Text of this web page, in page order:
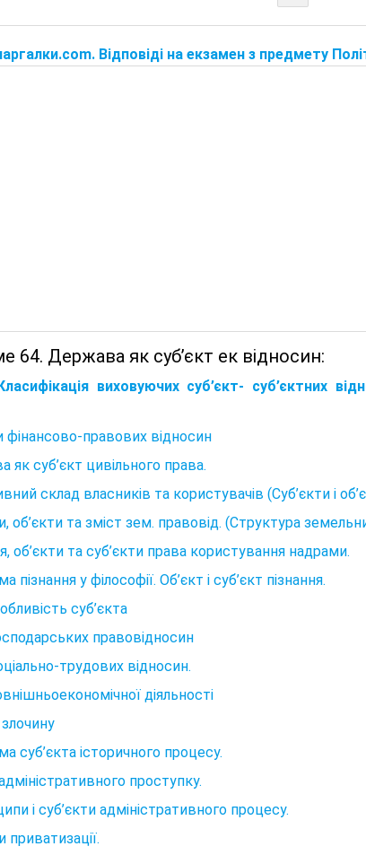
Відповіді на екзамен з предмету
64. Держава як суб’єкт ек відносин:
виховуючих суб’єкт- суб’єктних
фінансово-правових відносин
як суб’єкт цивільного права.
склад власників та користувачів (Суб’єкти і
об’єкти та зміст зем. правовід. (Структура
об’єкти та суб’єкти права користування надрами.
пізнання у філософії. Об’єкт і суб’єкт пізнання.
суб’єкта
правовідносин
трудових відносин.
діяльності
суб’єкта історичного процесу.
проступку.
і суб’єкти адміністративного процесу.
приватизації.